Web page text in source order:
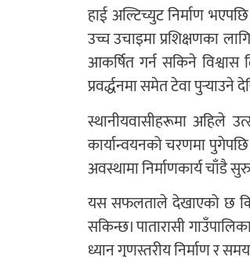
हाई अल्टिच्युट निर्माण
उच्च उचाइमा प्रशिक्षणका
आकर्षित गर्न सकिने
प्रवर्द्धनमा समेत टेवा पुर्‍याउने
स्थानीयवासीहरूमा अहिले
कार्यान्वयनको चरणमा
अवस्थामा निर्माणकार्य चाँडै
यस सफलताले देखाएको छ कि
सकिन्छ। पातारासी
ध्यान गुणस्तरीय निर्माण र